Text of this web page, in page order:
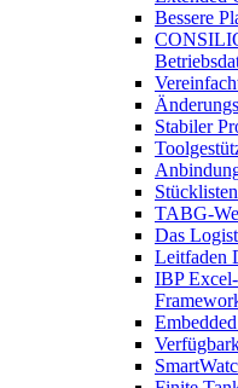
Bessere
Stabiler
TABG-
Das
Leitfaden
IBP